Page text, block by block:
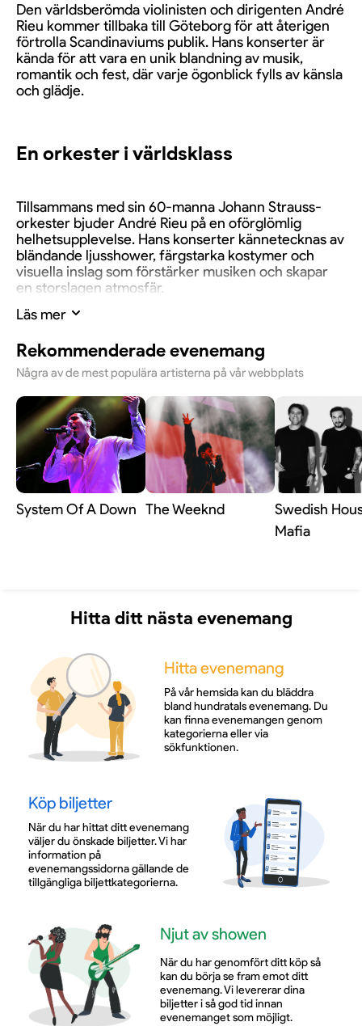
Den världsberömda violinisten och dirigenten André
Rieu kommer tillbaka till Göteborg för att återigen
förtrolla Scandinaviums publik. Hans konserter är
kända för att vara en unik blandning av musik,
romantik och fest, där varje ögonblick fylls av känsla
och glädje.
En orkester i världsklass
Tillsammans med sin 60-manna Johann Strauss-
orkester bjuder André Rieu på en oförglömlig
helhetsupplevelse. Hans konserter kännetecknas av
bländande ljusshower, färgstarka kostymer och
visuella inslag som förstärker musiken och skapar
en storslagen atmosfär.
Musik som berör alla
Publiken får uppleva en repertoar som sträcker sig
från klassiska mästerverk och tidlösa valser till
kända filmmelodier, opera och populära sånger.
Tillsammans med kör och internationella solister
levererar Rieu en kväll som berör både hjärta och
sinne.
det är en resa in i en värld av magi och skönhet.
Göteborgspubliken kan se fram emot en kväll som
dröjer sig kvar långt efter att den sista tonen klingat
När: 12 juni 2026
: Scandinavium, Göteborg
Läs mer
Rekommenderade evenemang
Några av de mest populära artisterna på vår webbplats
System Of A Down The Weeknd
Swedish
Mafia
Hitta ditt nästa evenemang
Hitta evenemang
På vår hemsida kan du bläddra
bland hundratals evenemang. Du
kan finna evenemangen genom
kategorierna eller via
sökfunktionen.
Köp biljetter
När du har hittat ditt evenemang
väljer du önskade biljetter. Vi har
information på
evenemangssidorna gällande de
tillgängliga biljettkategorierna.
Njut av showen
När du har genomfört ditt köp så
kan du börja se fram emot ditt
evenemang. Vi levererar dina
biljetter i så god tid innan
evenemanget som möjligt.